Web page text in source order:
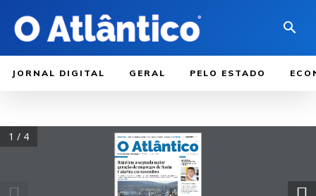
JORNAL DIGITAL GERAL PELO ESTADO
1 / 4